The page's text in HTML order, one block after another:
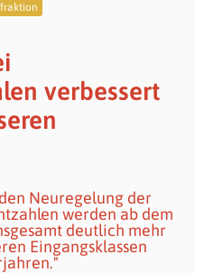
verbessert
Neuregelung der
werden ab dem
deutlich mehr
Eingangsklassen